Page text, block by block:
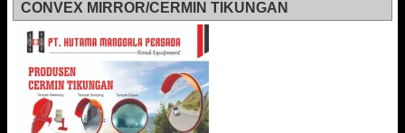
CONVEX MIRROR/CERMIN TIKUNGAN